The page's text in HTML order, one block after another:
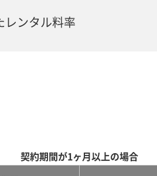
ンタル料率
契約期間が1ヶ月以上の場合